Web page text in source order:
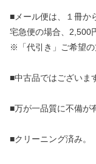
■メール便は、１冊か
宅急便の場合、2,500
※「代引き」ご希望の
■中古品ではございま
■万が一品質に不備が
■クリーニング済み。